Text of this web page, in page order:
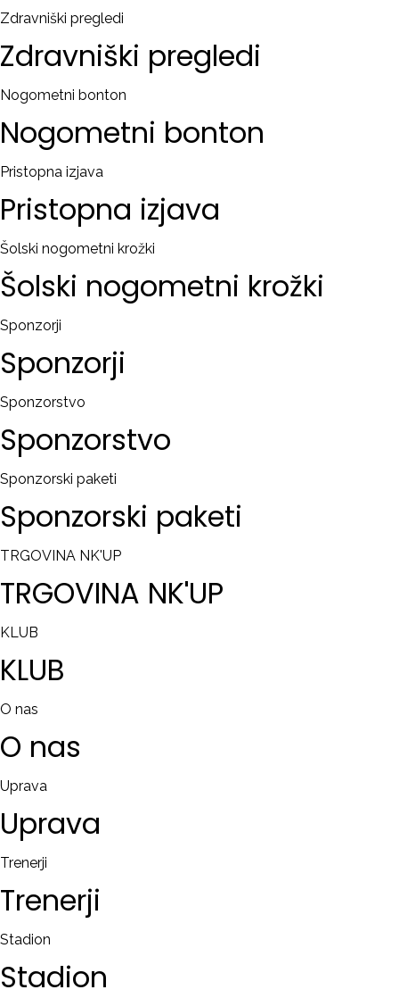
Zdravniški pregledi
Zdravniški pregledi
Nogometni bonton
Nogometni bonton
Pristopna izjava
Pristopna izjava
Šolski nogometni krožki
Šolski nogometni krožki
Sponzorji
Sponzorji
Sponzorstvo
Sponzorstvo
Sponzorski paketi
Sponzorski paketi
TRGOVINA NK'UP
TRGOVINA NK'UP
KLUB
KLUB
O nas
O nas
Uprava
Uprava
Trenerji
Trenerji
Stadion
Stadion